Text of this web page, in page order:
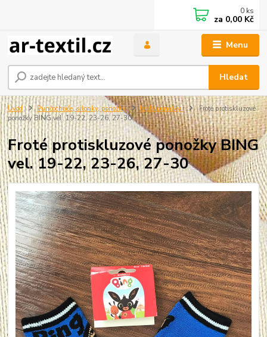
Menu
Hledat
0 ks
za 0,00 Kč
Úvod Punčocháče, silonky, ponožky teplé ponožky
Froté protiskluzové
ponožky BING vel. 19-22, 23-26, 27-30
Froté protiskluzové ponožky BING
vel. 19-22, 23-26, 27-30